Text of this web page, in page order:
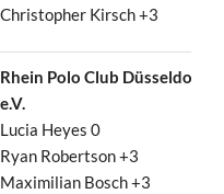
Christopher Kirsch +3
Rhein Polo Club Düsseldorf
e.V.
Lucia Heyes 0
Ryan Robertson +3
Maximilian Bosch +3